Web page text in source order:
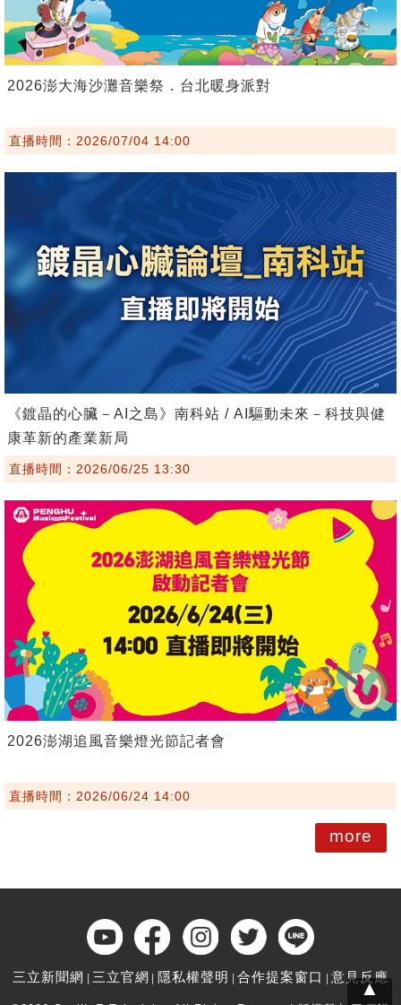
2026澎大海沙灘音樂祭．台北暖身派對
直播時間：2026/07/04 14:00
《鍍晶的心臟－AI之島》南科站 / AI驅動未來－科技與健
康革新的產業新局
直播時間：2026/06/25 13:30
2026澎湖追風音樂燈光節記者會
直播時間：2026/06/24 14:00
more
三立新聞網 三立官網 隱私權聲明 合作提案窗口 意見反應
▲